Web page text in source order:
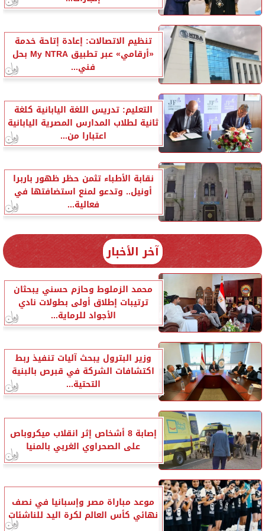
تنظيم الاتصالات: إعادة إتاحة خدمة
«أرقامي» عبر تطبيق My NTRA بحل
فني...
التعليم: تدريس اللغة اليابانية كلغة
ثانية لطلاب المدارس المصرية اليابانية
اعتبارا من...
نقابة الأطباء تثمن حظر ظهور باربرا
أونيل.. وتدعو لمنع استضافتها في
فعالية...
آخر الأخبار
محمد الزملوط وحازم حسني يبحثان
ترتيبات إطلاق أولى بطولات نادي
الأجواد للرماية...
وزير البترول يبحث آليات تنفيذ ربط
اكتشافات الشركة في قبرص بالبنية
التحتية...
إصابة 8 أشخاص إثر انقلاب ميكروباص
على الصحراوي الغربي بالمنيا
موعد مباراة مصر وإسبانيا في نصف
نهائي كأس العالم لكرة اليد للناشئات